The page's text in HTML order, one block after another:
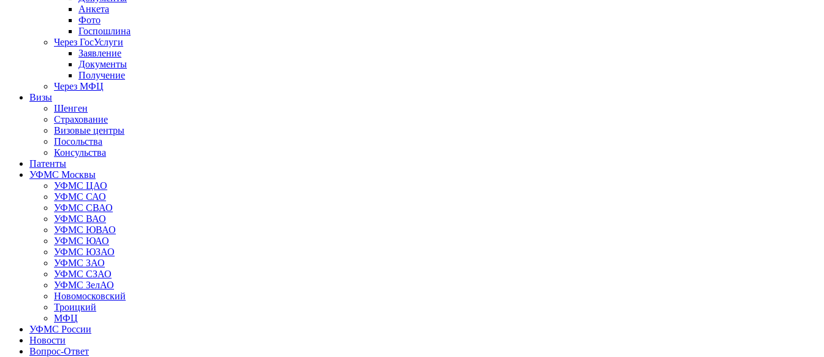
Анкета
Фото
Госпошлина
Через ГосУслуги
Заявление
Документы
Получение
Через МФЦ
Визы
Шенген
Страхование
Визовые центры
Посольства
Консульства
Патенты
УФМС Москвы
УФМС ЦАО
УФМС САО
УФМС СВАО
УФМС ВАО
УФМС ЮВАО
УФМС ЮАО
УФМС ЮЗАО
УФМС ЗАО
УФМС СЗАО
УФМС ЗелАО
Новомосковский
Троицкий
МФЦ
УФМС России
Новости
Вопрос-Ответ